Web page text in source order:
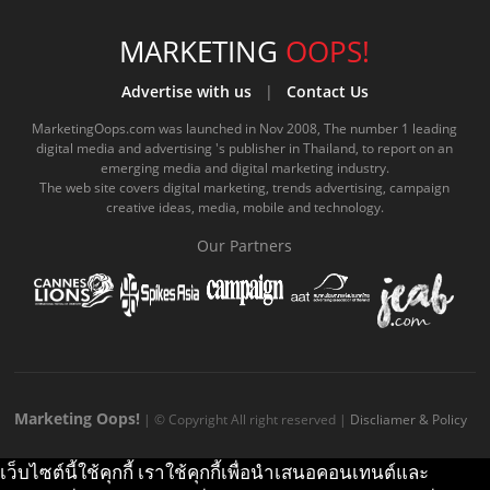
e
b
o
o
k
c
o
t
u
b
e
.
o
o
m
e
m
e
t
a
g
r
a
.
t
o
k
.
c
m
MARKETING OOPS!
Advertise with us| Contact Us
MarketingOops.com was launched in Nov 2008, The number 1 leading
digital media and advertising 's publisher in Thailand, to report on an
emerging media and digital marketing industry.
The web site covers digital marketing, trends advertising, campaign
creative ideas, media, mobile and technology.
Our Partners
Marketing Oops! | © Copyright All right reserved | Discliamer & Policy
เว็บไซต์นี้ใช้คุกกี้ เราใช้คุกกี้เพื่อนำเสนอคอนเทนต์และ